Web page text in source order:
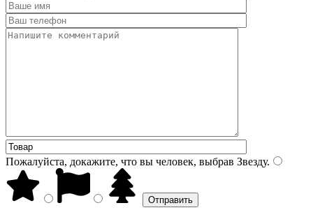
Пожалуйста, докажите, что вы человек, выбрав Звезду.